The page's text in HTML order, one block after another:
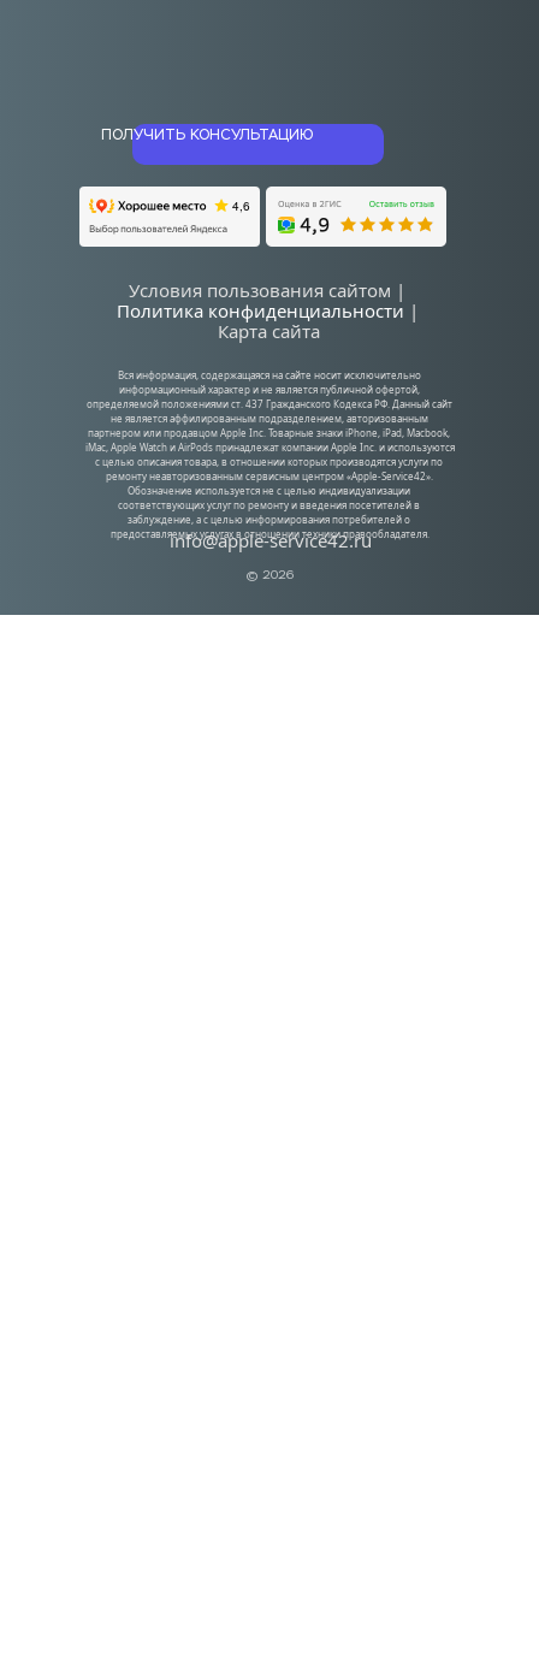
© 2026
info@apple-service42.ru
Вся информация, содержащаяся на сайте носит исключительно
информационный характер и не является публичной офертой,
определяемой положениями ст. 437 Гражданского Кодекса РФ. Данный сайт
не является аффилированным подразделением, авторизованным
партнером или продавцом Apple Inc. Товарные знаки iPhone, iPad, Macbook,
iMac, Apple Watch и AirPods принадлежат компании Apple Inc. и используются
с целью описания товара, в отношении которых производятся услуги по
ремонту неавторизованным сервисным центром «Apple-Service42».
Обозначение используется не с целью индивидуализации
соответствующих услуг по ремонту и введения посетителей в
заблуждение, а с целью информирования потребителей о
предоставляемых услугах в отношении техники правообладателя.
Политика конфиденциальности |
Карта сайта
ПОЛУЧИТЬ КОНСУЛЬТАЦИЮ